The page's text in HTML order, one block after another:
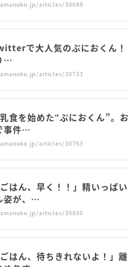
articles/30689
で大人気のぷにおくん！
…
articles/30733
乳食を始めた‟ぷにおくん”。お
事件…
articles/30763
ごはん、早く！！」精いっぱい
姿が、…
articles/30800
ごはん、待ちきれないよ！」離